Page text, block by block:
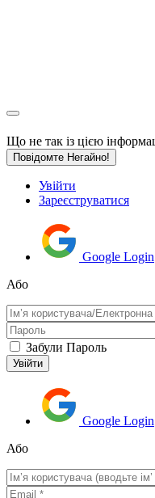
Що не так із цією
Повідомте Негайно!
Увійти
Зареєструватися
Google Login
Або
Забули Пароль
Google Login
Або